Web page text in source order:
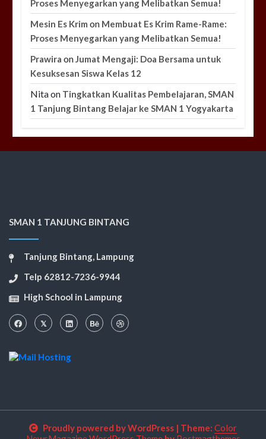
Proses Menyegarkan yang Melibatkan Semua!
Mesin Es Krim on Membuat Es Krim Rame-Rame:
Proses Menyegarkan yang Melibatkan Semua!
Prawira onJumat Mengaji: Doa Bersama untuk
Kesuksesan Siswa Kelas 12
Nitaon Tingkatkan Kualitas Pembelajaran, SMAN
1 Tanjung Bintang Belajar ke SMAN 1 Yogyakarta
SMAN 1 TANJUNG BINTANG
Tanjung Bintang, Lampung
Telp 62812-7236-9944
High School in Lampung
Proudly powered by WordPress | Theme: Color